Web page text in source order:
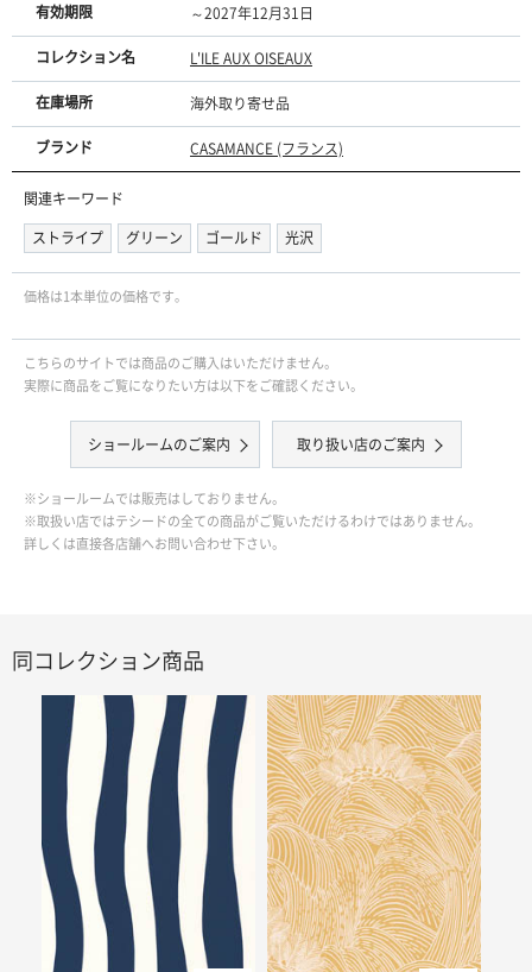
有効期限 ～2027年12月31日
コレクション名 L'ILE AUX OISEAUX
在庫場所 海外取り寄せ品
ブランド CASAMANCE (フランス)
関連キーワード
ストライプ
グリーン ゴールド 光沢
価格は1本単位の価格です｡
こちらのサイトでは商品のご購入はいただけません。
実際に商品をご覧になりたい方は以下をご確認ください。
ショールームのご案内 取り扱い店のご案内
※ショールームでは販売はしておりません。
※取扱い店ではテシードの全ての商品がご覧いただけるわけではありません。
詳しくは直接各店舗へお問い合わせ下さい。
同コレクション商品